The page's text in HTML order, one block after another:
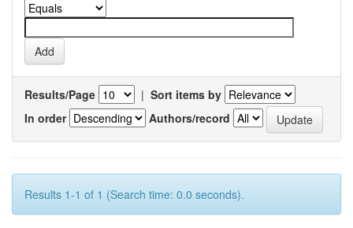
Results/Page | Sort items by
In order
Authors/record
Results 1-1 of 1 (Search time: 0.0 seconds).